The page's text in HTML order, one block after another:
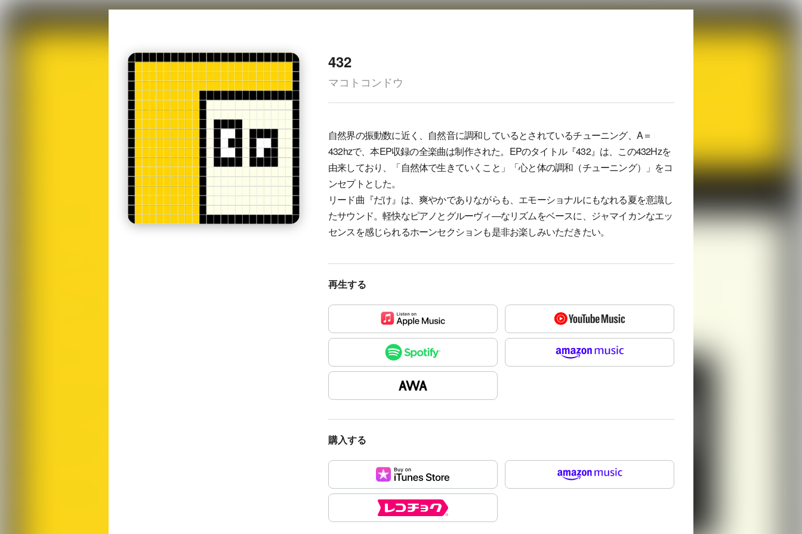
432
マコトコンドウ
自然界の振動数に近く、自然音に調和しているとされているチューニング、A＝
432hzで、本EP収録の全楽曲は制作された。EPのタイトル『432』は、この432Hzを
由来しており、「自然体で生きていくこと」「心と体の調和（チューニング）」をコ
ンセプトとした。
リード曲『だけ』は、爽やかでありながらも、エモーショナルにもなれる夏を意識し
たサウンド。軽快なピアノとグルーヴィ―なリズムをベースに、ジャマイカンなエッ
センスを感じられるホーンセクションも是非お楽しみいただきたい。
再生する
購入する